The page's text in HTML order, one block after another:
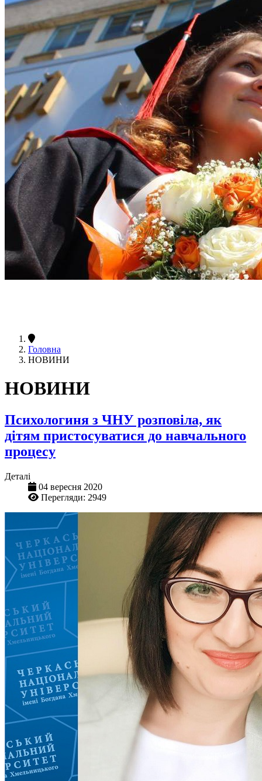
Головна
НОВИНИ
НОВИНИ
Психологиня з ЧНУ розповіла, як
дітям пристосуватися до навчального
процесу
Деталі
04 вересня 2020
Перегляди: 2949